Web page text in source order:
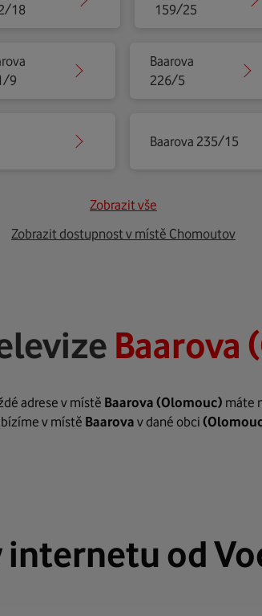
18
159/25
9
Baarova
226/5
Baarova 235/15
Zobrazit vše
Zobrazit dostupnost v místě Chomoutov
Baarova
adrese v místě Baarova (Olomouc) máte
v místě Baarova v dané obci
od